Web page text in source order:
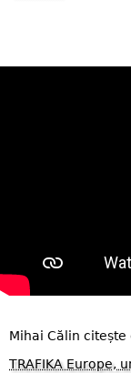
Mihai Călin citește
TRAFIKA Europe,